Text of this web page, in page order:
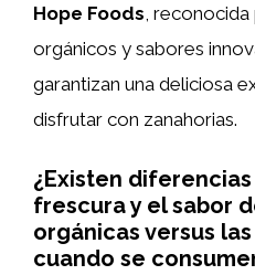
Hope Foods, reconocida
orgánicos y sabores
garantizan una deliciosa
disfrutar con zanahorias.
¿Existen
frescura y el sabor
orgánicas versus
cuando se